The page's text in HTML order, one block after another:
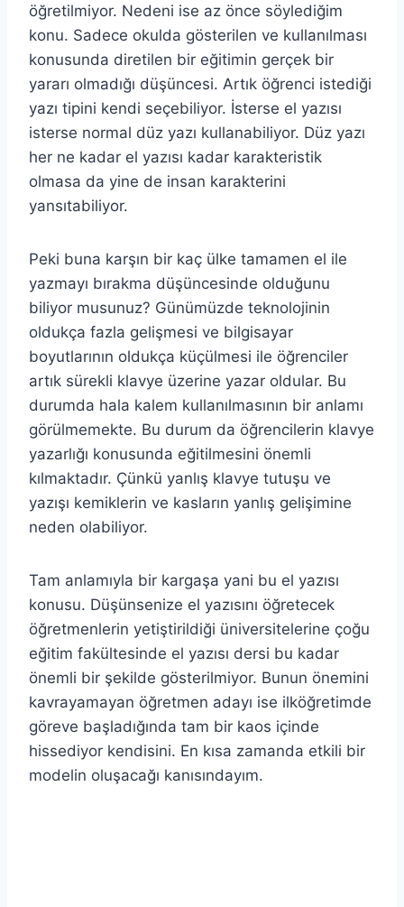
öğretilmiyor. Nedeni ise az önce söylediğim
konu. Sadece okulda gösterilen ve kullanılması
konusunda diretilen bir eğitimin gerçek bir
yararı olmadığı düşüncesi. Artık öğrenci istediği
yazı tipini kendi seçebiliyor. İsterse el yazısı
isterse normal düz yazı kullanabiliyor. Düz yazı
her ne kadar el yazısı kadar karakteristik
olmasa da yine de insan karakterini
yansıtabiliyor.
Peki buna karşın bir kaç ülke tamamen el ile
yazmayı bırakma düşüncesinde olduğunu
biliyor musunuz? Günümüzde teknolojinin
oldukça fazla gelişmesi ve bilgisayar
boyutlarının oldukça küçülmesi ile öğrenciler
artık sürekli klavye üzerine yazar oldular. Bu
durumda hala kalem kullanılmasının bir anlamı
görülmemekte. Bu durum da öğrencilerin klavye
yazarlığı konusunda eğitilmesini önemli
kılmaktadır. Çünkü yanlış klavye tutuşu ve
yazışı kemiklerin ve kasların yanlış gelişimine
neden olabiliyor.
Tam anlamıyla bir kargaşa yani bu el yazısı
konusu. Düşünsenize el yazısını öğretecek
öğretmenlerin yetiştirildiği üniversitelerine çoğu
eğitim fakültesinde el yazısı dersi bu kadar
önemli bir şekilde gösterilmiyor. Bunun önemini
kavrayamayan öğretmen adayı ise ilköğretimde
göreve başladığında tam bir kaos içinde
hissediyor kendisini. En kısa zamanda etkili bir
modelin oluşacağı kanısındayım.